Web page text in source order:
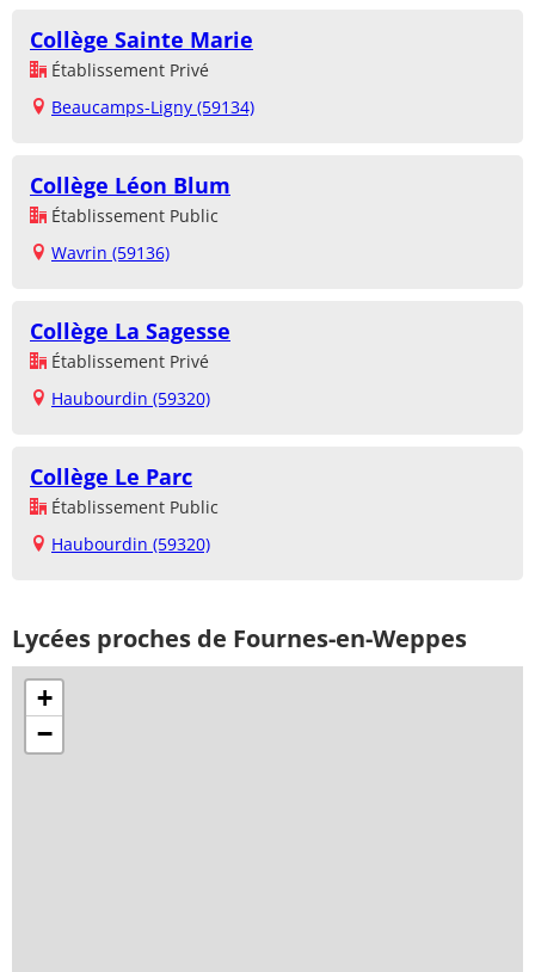
Collège Sainte Marie
Établissement Privé
Beaucamps-Ligny (59134)
Collège Léon Blum
Établissement Public
Wavrin (59136)
Collège La Sagesse
Établissement Privé
Haubourdin (59320)
Collège Le Parc
Établissement Public
Haubourdin (59320)
Lycées proches de Fournes-en-Weppes
+
−